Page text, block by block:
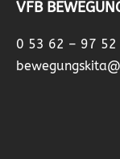
VFB
0 53 62 – 97 52